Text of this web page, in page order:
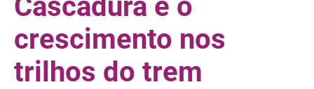
Cascadura e o
crescimento nos
trilhos do trem